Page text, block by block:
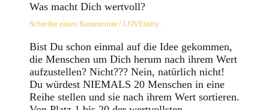
Was macht Dich wertvoll?
Schreibe einen Kommentar / LOVEinity
Bist Du schon einmal auf die Idee gekommen,
die Menschen um Dich herum nach ihrem Wert
aufzustellen? Nicht??? Nein, natürlich nicht!
Du würdest NIEMALS 20 Menschen in eine
Reihe stellen und sie nach ihrem Wert sortieren.